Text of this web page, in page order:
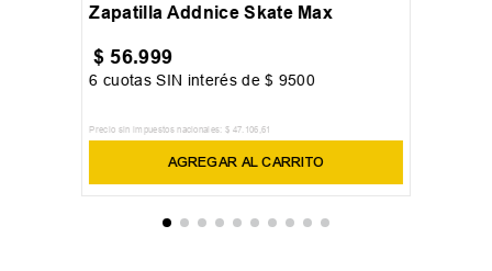
Zapatilla Addnice Skate Max
$ 56.999
6 cuotas SIN interés de$ 9500
Precio sin impuestos nacionales: $ 47 106 61
AGREGAR AL CARRITO